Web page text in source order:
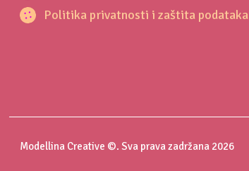
Politika privatnosti i zaštita podataka
Modellina Creative ©. Sva prava zadržana 2026